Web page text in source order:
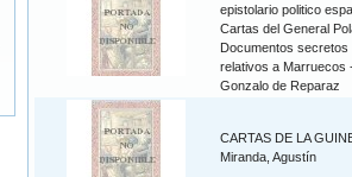
epistolario politico
Cartas del General
Documentos secretos
relativos a Marruecos
Gonzalo de Reparaz
CARTAS DE LA
Miranda, Agustín